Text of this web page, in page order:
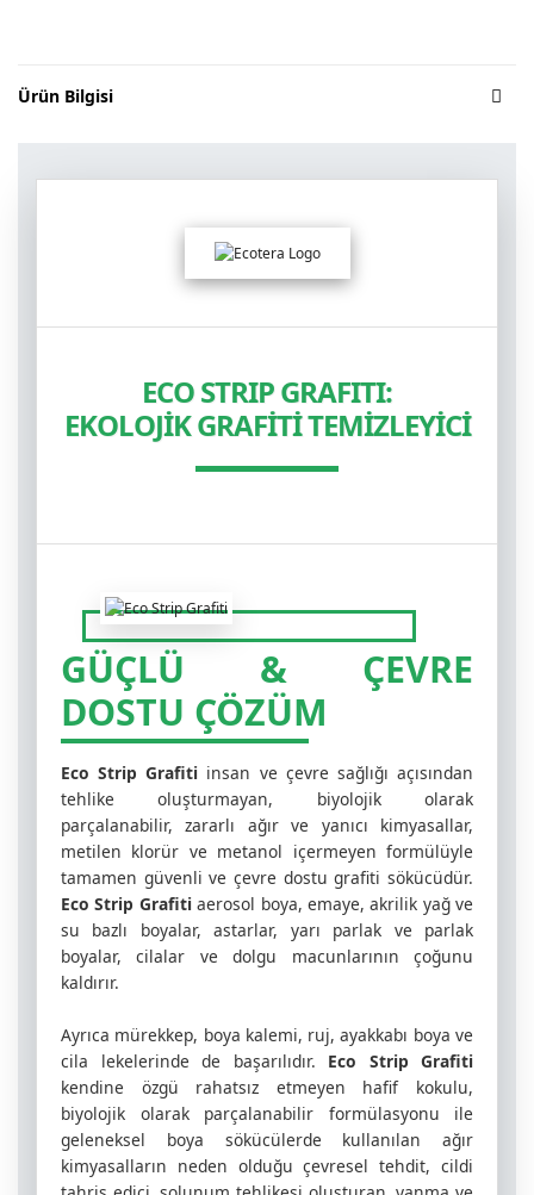
Ürün Bilgisi
ECO STRIP GRAFITI:
EKOLOJİK GRAFİTİ TEMİZLEYİCİ
GÜÇLÜ & ÇEVRE
DOSTU ÇÖZÜM
Eco Strip Grafiti insan ve çevre sağlığı açısından
tehlike oluşturmayan, biyolojik olarak
parçalanabilir, zararlı ağır ve yanıcı kimyasallar,
metilen klorür ve metanol içermeyen formülüyle
tamamen güvenli ve çevre dostu grafiti sökücüdür.
Eco Strip Grafitiaerosol boya, emaye, akrilik yağ ve
su bazlı boyalar, astarlar, yarı parlak ve parlak
boyalar, cilalar ve dolgu macunlarının çoğunu
kaldırır.
Ayrıca mürekkep, boya kalemi, ruj, ayakkabı boya ve
cila lekelerinde de başarılıdır. Eco Strip Grafiti
kendine özgü rahatsız etmeyen hafif kokulu,
biyolojik olarak parçalanabilir formülasyonu ile
geleneksel boya sökücülerde kullanılan ağır
kimyasalların neden olduğu çevresel tehdit, cildi